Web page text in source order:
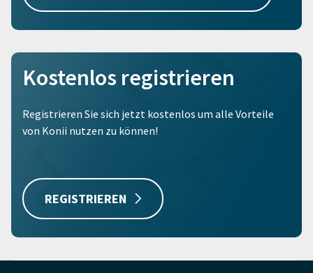
Kostenlos registrieren
Registrieren Sie sich jetzt kostenlos um alle Vorteile
von Konii nutzen zu können!
REGISTRIEREN